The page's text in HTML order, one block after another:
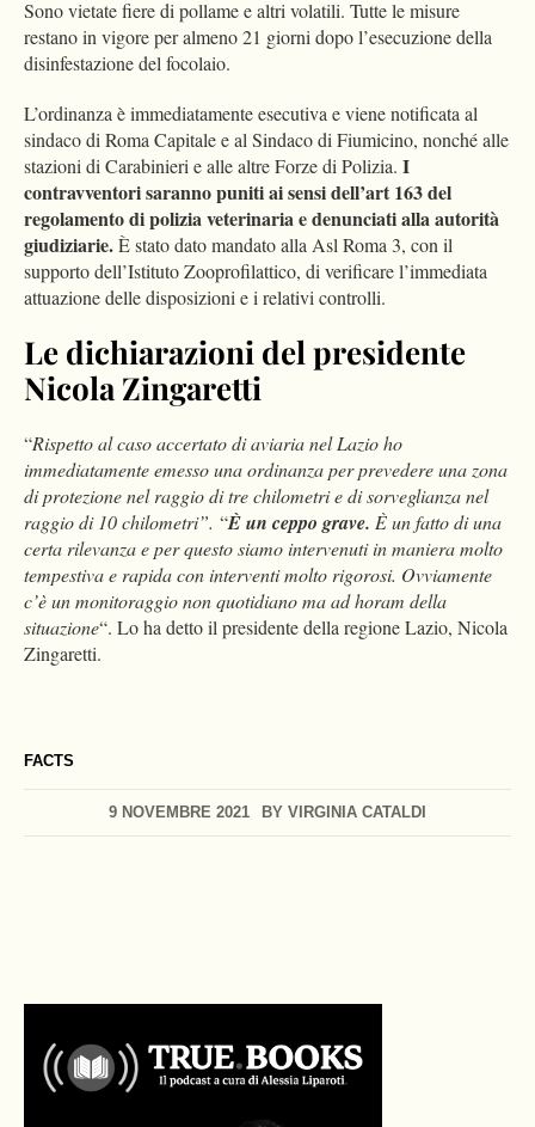
FACTS
9 NOVEMBRE 2021 BY VIRGINIA CATALDI
Sono vietate fiere di pollame e altri volatili. Tutte le misure
restano in vigore per almeno 21 giorni dopo l’esecuzione della
disinfestazione del focolaio.
L’ordinanza è immediatamente esecutiva e viene notificata al
sindaco di Roma Capitale e al Sindaco di Fiumicino, nonché alle
stazioni di Carabinieri e alle altre Forze di Polizia. I
contravventori saranno puniti ai sensi dell’art 163 del
regolamento di polizia veterinaria e denunciati alla autorità
giudiziarie.È stato dato mandato alla Asl Roma 3, con il
supporto dell’Istituto Zooprofilattico, di verificare l’immediata
attuazione delle disposizioni e i relativi controlli.
Le dichiarazioni del presidente
Nicola Zingaretti
“Rispetto al caso accertato di aviaria nel Lazio ho
immediatamente emesso una ordinanza per prevedere una zona
di protezione nel raggio di tre chilometri e di sorveglianza nel
raggio di 10 chilometri”. “È un ceppo grave. È un fatto di una
certa rilevanza e per questo siamo intervenuti in maniera molto
tempestiva e rapida con interventi molto rigorosi. Ovviamente
c’è un monitoraggio non quotidiano ma ad horam della
situazione“. Lo ha detto il presidente della regione Lazio, Nicola
Zingaretti.